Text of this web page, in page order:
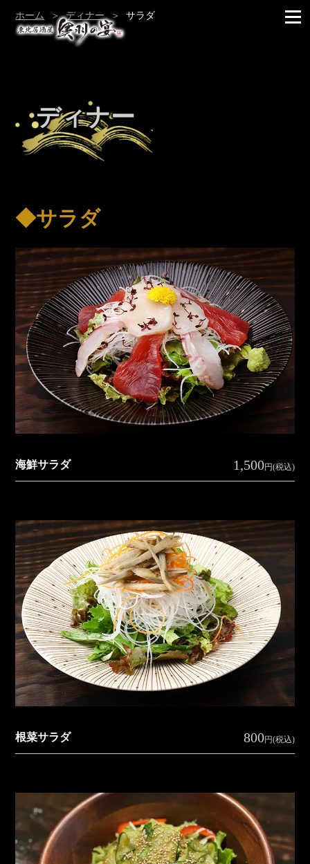
ホーム ディナー サラダ
ディナー
◆サラダ
海鮮サラダ 1,500円(税込)
根菜サラダ 800円(税込)